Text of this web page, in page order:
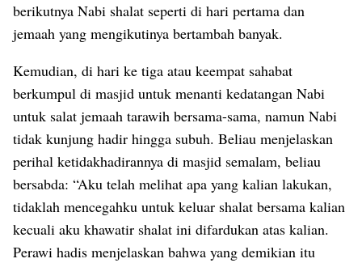
berikutnya Nabi shalat seperti di hari pertama dan
jemaah yang mengikutinya bertambah banyak.
Kemudian, di hari ke tiga atau keempat sahabat
berkumpul di masjid untuk menanti kedatangan Nabi
untuk salat jemaah tarawih bersama-sama, namun Nabi
tidak kunjung hadir hingga subuh. Beliau menjelaskan
perihal ketidakhadirannya di masjid semalam, beliau
bersabda: “Aku telah melihat apa yang kalian lakukan,
tidaklah mencegahku untuk keluar shalat bersama kalian
kecuali aku khawatir shalat ini difardukan atas kalian.
Perawi hadis menjelaskan bahwa yang demikian itu